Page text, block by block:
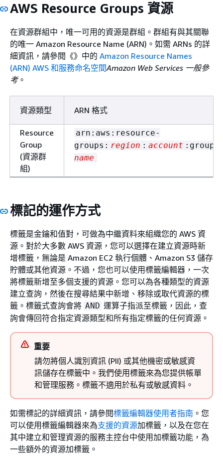
AWS Resource Groups 資源
在資源群組中，唯一可用的資源是群組。群組有與其關聯
的唯一 Amazon Resource Name (ARN)。如需 ARNs 的詳
細資訊，請參閱《》中的 Amazon Resource Names
(ARN) AWS 和服務命名空間Amazon Web Services 一般參
考。
資源類型 ARN 格式
Resource
Group
(資源群
組)
arn:aws:resource-
groups: region : account :group/
name
標記的運作方式
標籤是金鑰和值對，可做為中繼資料來組織您的 AWS 資
源。對於大多數 AWS 資源，您可以選擇在建立資源時新
增標籤，無論是 Amazon EC2 執行個體、Amazon S3 儲存
貯體或其他資源。不過，您也可以使用標籤編輯器，一次
將標籤新增至多個支援的資源。您可以為各種類型的資源
建立查詢，然後在搜尋結果中新增、移除或取代資源的標
籤。標籤式查詢會將 AND 運算子指派至標籤，因此，查
詢會傳回符合指定資源類型和所有指定標籤的任何資源。
重要
請勿將個人識別資訊 (PII) 或其他機密或敏感資
訊儲存在標籤中。我們使用標籤來為您提供帳單
和管理服務。標籤不適用於私有或敏感資料。
如需標記的詳細資訊，請參閱標籤編輯器使用者指南 。您
可以使用標籤編輯器來為支援的資源加標籤，以及在您在
其中建立和管理資源的服務主控台中使用加標籤功能，為
一些額外的資源加標籤。